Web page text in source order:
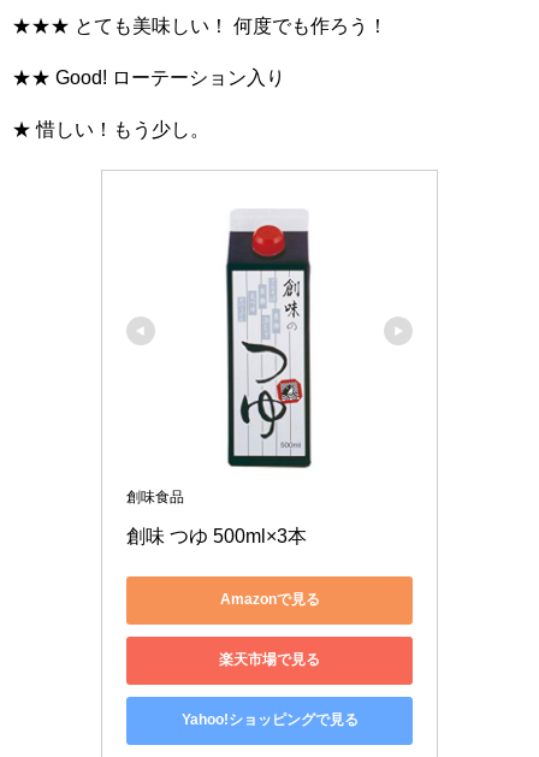
★★★ とても美味しい！ 何度でも作ろう！
★★ Good! ローテーション入り
★ 惜しい！もう少し。
創味食品
創味 つゆ 500ml×3本
Amazonで見る
楽天市場で見る
Yahoo!ショッピングで見る